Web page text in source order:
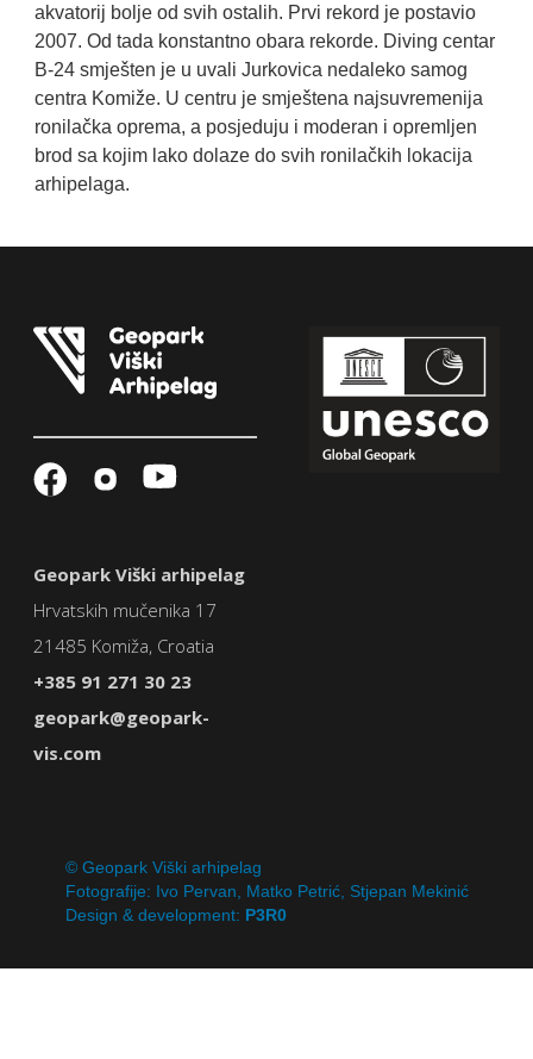
akvatorij bolje od svih ostalih. Prvi rekord je postavio
2007. Od tada konstantno obara rekorde. Diving centar
B-24 smješten je u uvali Jurkovica nedaleko samog
centra Komiže. U centru je smještena najsuvremenija
ronilačka oprema, a posjeduju i moderan i opremljen
brod sa kojim lako dolaze do svih ronilačkih lokacija
arhipelaga.
Geopark Viški arhipelag
Hrvatskih mučenika 17
21485 Komiža, Croatia
+385 91 271 30 23
geopark@geopark-
vis.com
© Geopark Viški arhipelag
Fotografije: Ivo Pervan, Matko Petrić, Stjepan Mekinić
Design & development: P3R0